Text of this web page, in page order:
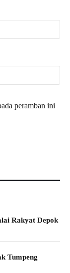
peramban ini
Rakyat Depok
Tumpeng